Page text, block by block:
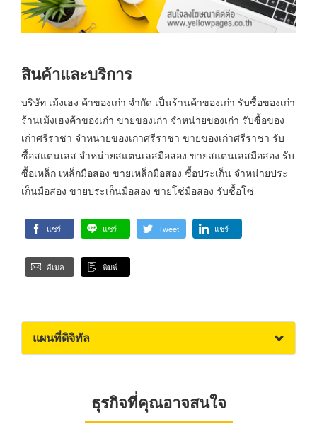
สินค้าและบริการ
บริษัท เม้งเฮง ค้าของเก่า จำกัด เป็นร้านค้าของเก่า รับซื้อของเก่า
ร้านเม้งเฮงค้าของเก่า ขายของเก่า จำหน่ายของเก่า รับซื้อของ
เก่าศรีราชา จำหน่ายของเก่าศรีราชา ขายของเก่าศรีราชา รับ
ซื้อสแตนเลส จำหน่ายสแตนเลสมือสอง ขายสแตนเลสมือสอง รับ
ซื้อเหล็ก เหล็กมือสอง ขายเหล็กมือสอง ซื้อประเก็น จำหน่ายประ
เก็นมือสอง ขายประเก็นมือสอง ขายโซ่มือสอง รับซื้อโซ่
แชร์ แชร์ Tweet แชร์
อีเมล พิมพ์
แผนที่ดิจิทัล
ธุรกิจที่คุณอาจสนใจ